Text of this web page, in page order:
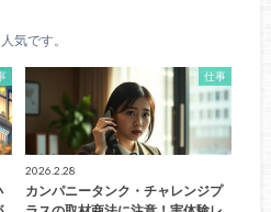
気です。
仕事
2026.2.28
カンパニータンク・チャレンジプ